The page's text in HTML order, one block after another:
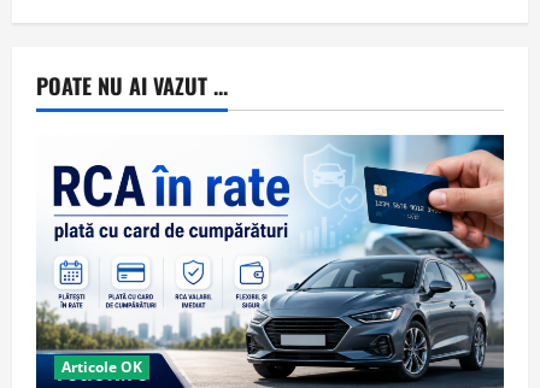
POATE NU AI VAZUT ...
Articole OK